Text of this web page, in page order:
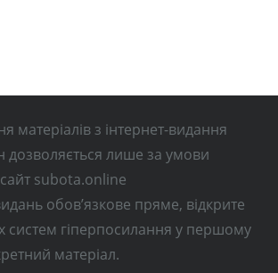
матеріалів з інтернет-видання
дозволяється лише за умови
subota.online
обов’язкове пряме, відкрите
систем гіперпосилання у першому
матеріал.